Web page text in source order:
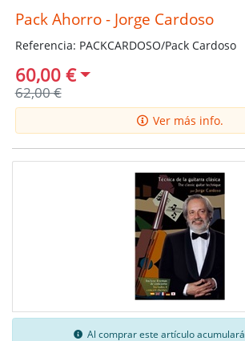
Pack Ahorro - Jorge Cardoso
Referencia: PACKCARDOSO/Pack Cardoso
60,00 €
62,00 €
Ver más info.
Al comprar este artículo acumulará